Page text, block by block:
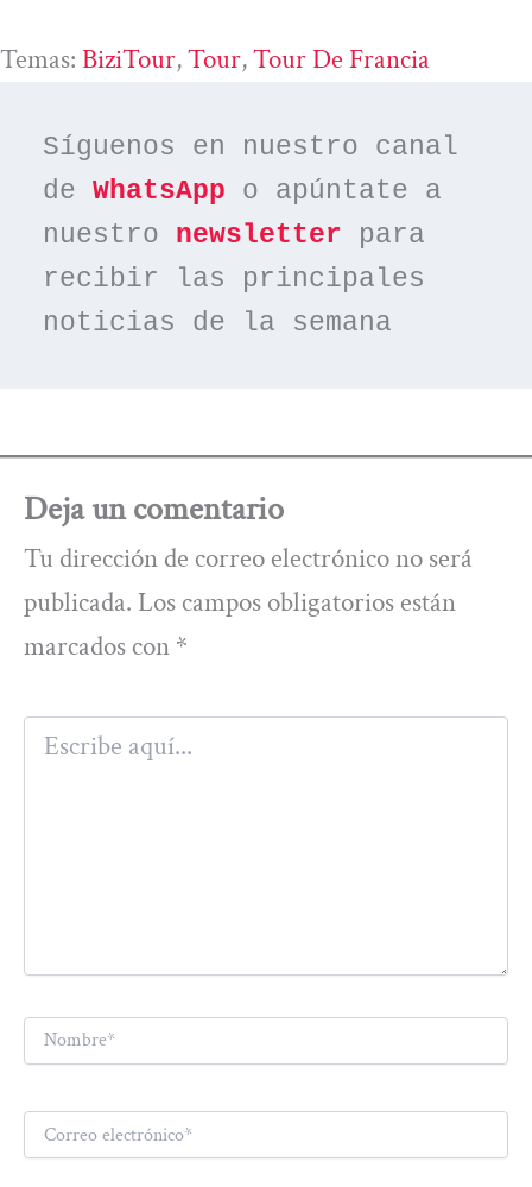
Temas: BiziTour, Tour, Tour De Francia
Síguenos en nuestro canal
de WhatsApp o apúntate a
nuestro newsletter para
recibir las principales
noticias de la semana
Deja un comentario
Tu dirección de correo electrónico no será
publicada. Los campos obligatorios están
marcados con *
aquí...
Nombre*
electrónico*